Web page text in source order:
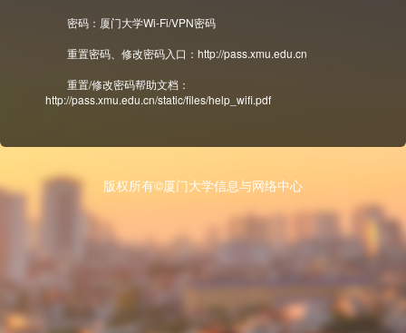
密码：厦门大学Wi-Fi/VPN密码
重置密码、修改密码入口：http://pass.xmu.edu.cn
重置/修改密码帮助文档：
http://pass.xmu.edu.cn/static/files/help_wifi.pdf
版权所有©厦门大学信息与网络中心